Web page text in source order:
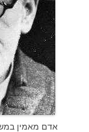
אדם מאמין